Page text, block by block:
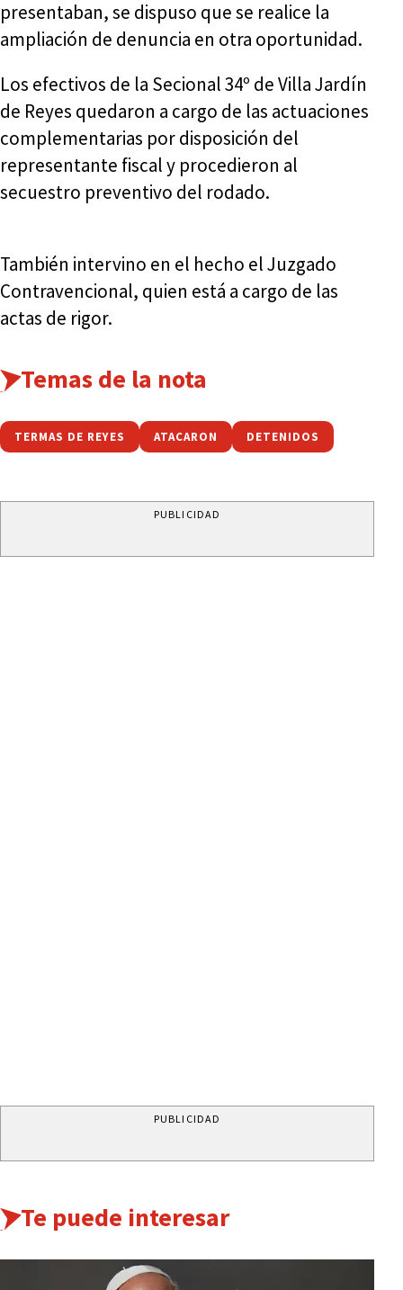
presentaban, se dispuso que se realice la
ampliación de denuncia en otra oportunidad.
Los efectivos de la Secional 34º de Villa Jardín
de Reyes quedaron a cargo de las actuaciones
complementarias por disposición del
representante fiscal y procedieron al
secuestro preventivo del rodado.
También intervino en el hecho el Juzgado
Contravencional, quien está a cargo de las
actas de rigor.
Temas de la nota
TERMAS DE REYES ATACARON DETENIDOS
PUBLICIDAD
PUBLICIDAD
Te puede interesar